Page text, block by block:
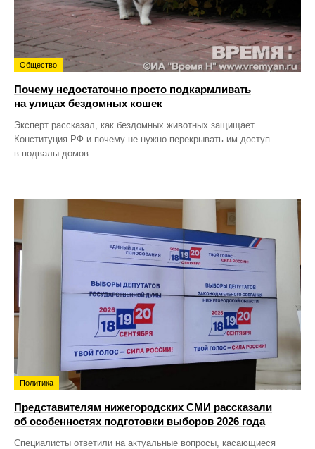
Общество
Почему недостаточно просто подкармливать
на улицах бездомных кошек
Эксперт рассказал, как бездомных животных защищает
Конституция РФ и почему не нужно перекрывать им доступ
в подвалы домов.
Политика
Представителям нижегородских СМИ рассказали
об особенностях подготовки выборов 2026 года
Специалисты ответили на актуальные вопросы, касающиеся